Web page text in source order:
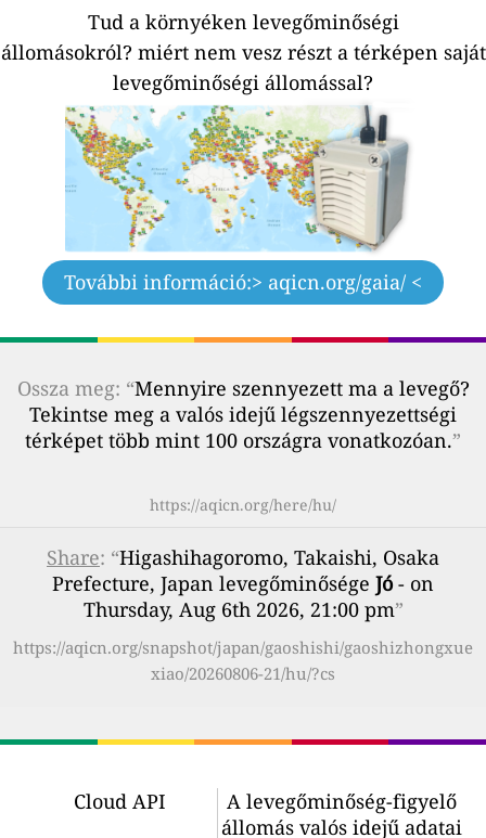
Tud a környéken levegőminőségi
állomásokról? miért nem vesz részt a térképen saját
levegőminőségi állomással?
További információ:> aqicn.org/gaia/ <
Ossza meg: “Mennyire szennyezett ma a levegő?
Tekintse meg a valós idejű légszennyezettségi
térképet több mint 100 országra vonatkozóan.”
https://aqicn.org/here/hu/
Share: “Higashihagoromo, Takaishi, Osaka
Prefecture, Japan levegőminősége Jó- on
Thursday, Aug 6th 2026, 21:00 pm”
https://aqicn.org/snapshot/japan/gaoshishi/gaoshizhongxue
xiao/20260806-21/hu/?cs
Cloud API
A levegőminőség-figyelő
állomás valós idejű adatai